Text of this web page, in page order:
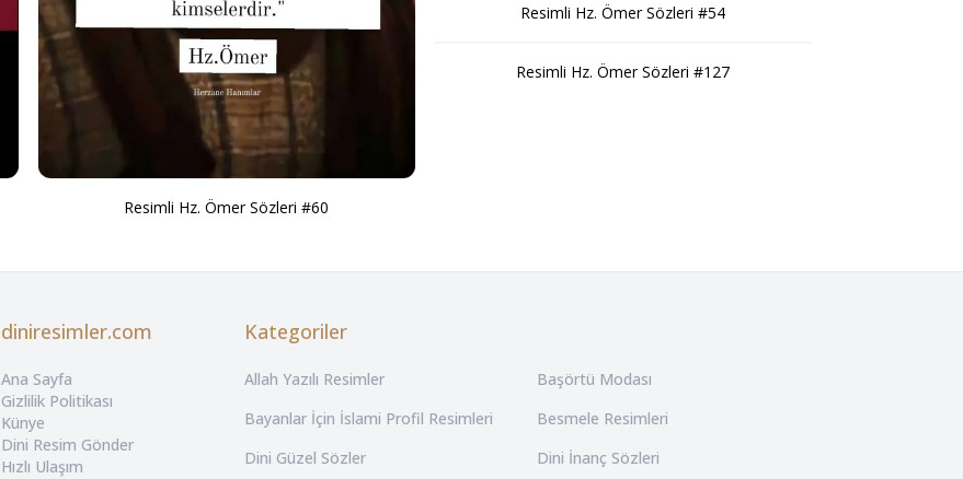
Resimli Hz. Ömer Sözleri #60
Resimli Hz. Ömer Sözleri #54
Resimli Hz. Ömer Sözleri #127
diniresimler.com
Ana Sayfa
Gizlilik Politikası
Künye
Dini Resim Gönder
Hızlı Ulaşım
Kategoriler
Allah Yazılı Resimler
Başörtü Modası
Bayanlar İçin İslami Profil Resimleri
Besmele Resimleri
Dini Güzel Sözler
Dini İnanç Sözleri